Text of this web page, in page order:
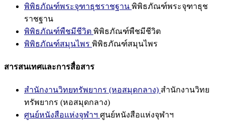
พิพิธภัณฑ์พระจุฑาธุชราชฐาน พิพิธภัณฑ์พระจุฑาธุช
ราชฐาน
พิพิธภัณฑ์พืชมีชีวิต พิพิธภัณฑ์พืชมีชีวิต
พิพิธภัณฑ์สมุนไพร พิพิธภัณฑ์สมุนไพร
สารสนเทศและการสื่อสาร
สำนักงานวิทยทรัพยากร (หอสมุดกลาง) สำนักงานวิทย
ทรัพยากร (หอสมุดกลาง)
ศูนย์หนังสือแห่งจุฬาฯ ศูนย์หนังสือแห่งจุฬาฯ